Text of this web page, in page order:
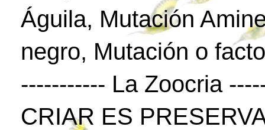
Águila, Mutación
negro, Mutación o
----------- La Zoocria
CRIAR ES